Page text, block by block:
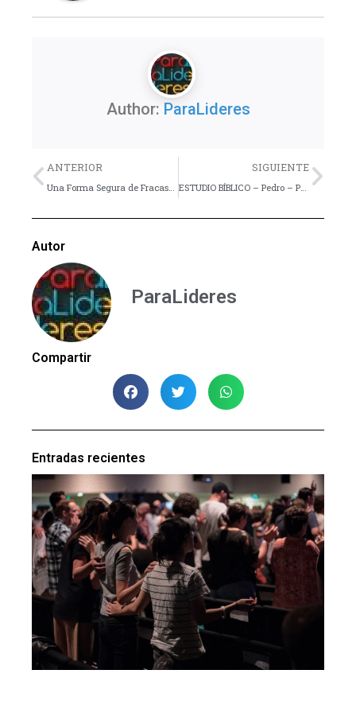
Author: ParaLideres
Previo
ANTERIOR
Una Forma Segura de Fracasar en el Ministerio Juvenil – Reflexión
SIGUIENTE
ESTUDIO BÍBLICO – Pedro – Parte 2
Autor
ParaLideres
Compartir
Entradas recientes